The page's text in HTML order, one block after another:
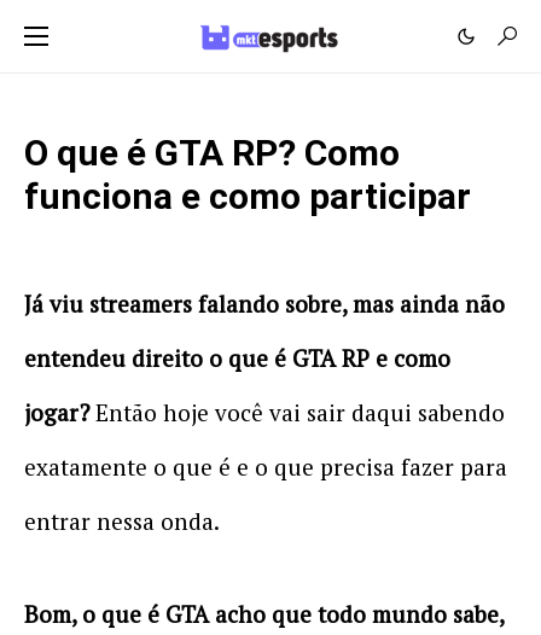
O que é GTA RP? Como
funciona e como participar
Já viu streamers falando sobre, mas ainda não
entendeu direito o que é GTA RP e como
jogar?Então hoje você vai sair daqui sabendo
exatamente o que é e o que precisa fazer para
entrar nessa onda.
Bom, o que é GTA acho que todo mundo sabe,